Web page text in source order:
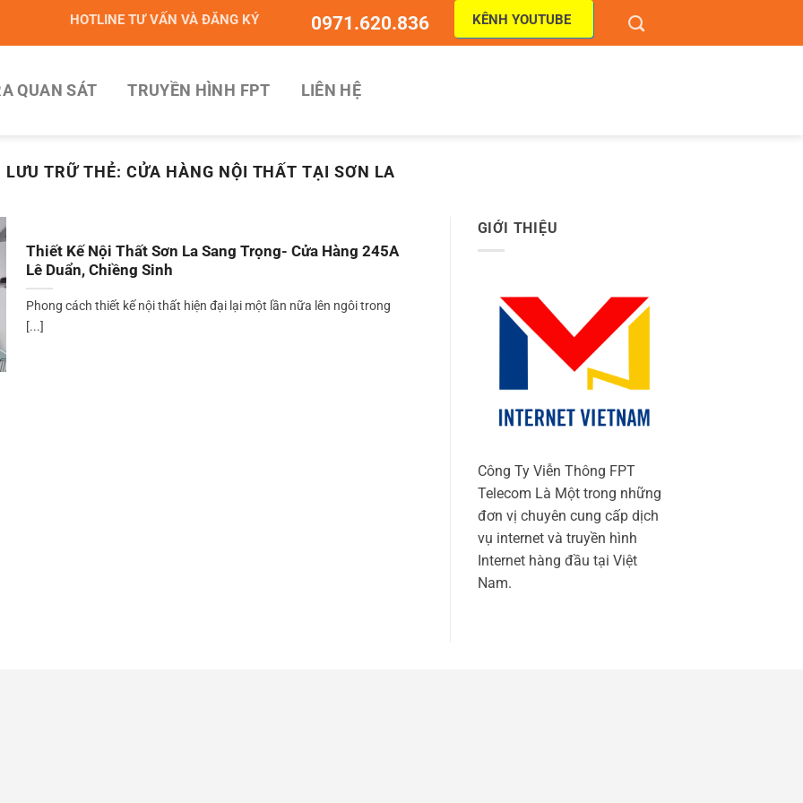
HOTLINE TƯ VẤN VÀ ĐĂNG KÝ 0971.620.836 KÊNH YOUTUBE
QUAN SÁT TRUYỀN HÌNH FPT LIÊN HỆ
LƯU TRỮ THẺ: CỬA HÀNG NỘI THẤT TẠI SƠN LA
Thiết Kế Nội Thất Sơn La Sang Trọng- Cửa Hàng 245A
Lê Duẩn, Chiềng Sinh
Phong cách thiết kế nội thất hiện đại lại một lần nữa lên ngôi trong
[...]
GIỚI THIỆU
Công Ty Viễn Thông FPT
Telecom Là Một trong những
đơn vị chuyên cung cấp dịch
vụ internet và truyền hình
Internet hàng đầu tại Việt
Nam.